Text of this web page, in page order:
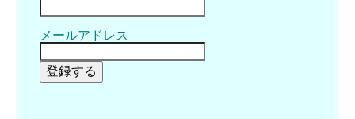
メールアドレス
登録する